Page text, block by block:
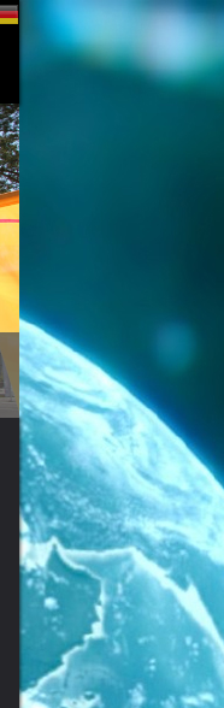
Осаму Шимомура
нобелевский лауреат,
почётный профессор СФУ